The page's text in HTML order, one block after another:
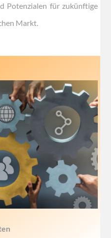
Potenzialen für zukünftige
Markt.